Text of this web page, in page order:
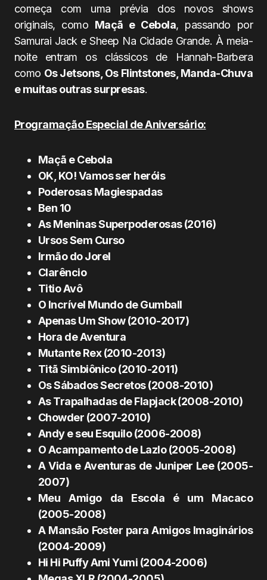
começa com uma prévia dos novos shows
originais, como Maçã e Cebola, passando por
Samurai Jack e Sheep Na Cidade Grande. À meia-
noite entram os clássicos de Hannah-Barbera
como Os Jetsons, Os Flintstones, Manda-Chuva
e muitas outras surpresas.
Programação Especial de Aniversário:
Maçã e Cebola
OK, KO! Vamos ser heróis
Poderosas Magiespadas
Ben 10
As Meninas Superpoderosas (2016)
Ursos Sem Curso
Irmão do Jorel
Clarêncio
Titio Avô
O Incrível Mundo de Gumball
Apenas Um Show (2010-2017)
Hora de Aventura
Mutante Rex (2010-2013)
Titã Simbiônico (2010-2011)
Os Sábados Secretos (2008-2010)
As Trapalhadas de Flapjack (2008-2010)
Chowder (2007-2010)
Andy e seu Esquilo (2006-2008)
O Acampamento de Lazlo (2005-2008)
A Vida e Aventuras de Juniper Lee (2005-
2007)
Meu Amigo da Escola é um Macaco
(2005-2008)
A Mansão Foster para Amigos Imaginários
(2004-2009)
Hi Hi Puffy Ami Yumi (2004-2006)